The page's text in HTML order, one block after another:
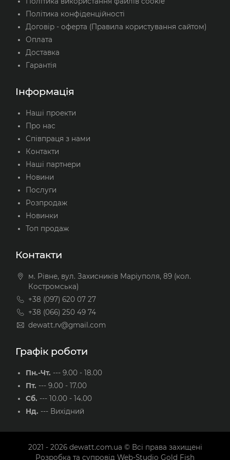
Політика конфіденційності
Договір - оферта (Правила користування сайтом)
Оплата
Доставка
Гарантія
Інформація
Наші проекти
Про нас
Співпраця з нами
Контакти
Наші партнери
Новини
Послуги
Розпродаж
Новинки
Топ продаж
Контакти
м. Рівне, вул. Захисників Маріуполя, 89 (кол.
Костромська)
+38 (097) 620 07 27
+38 (066) 250 49 74
dewatt.rv@gmail.com
Графік роботи
Пн.-Чт. --- 9.00 - 18.00
Пт. --- 9.00 - 17.00
Сб. --- 10.00 - 14.00
Нд. --- Вихідний
2021 - 2026 dewatt.com.ua © Всі права захищені
Розробка та супровід Web-Studio Gold Fish